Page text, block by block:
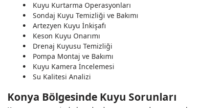
Kuyu Kurtarma Operasyonları
Sondaj Kuyu Temizliği ve Bakımı
Artezyen Kuyu İnkişafı
Keson Kuyu Onarımı
Drenaj Kuyusu Temizliği
Pompa Montaj ve Bakımı
Kuyu Kamera İncelemesi
Su Kalitesi Analizi
Konya Bölgesinde Kuyu Sorunları